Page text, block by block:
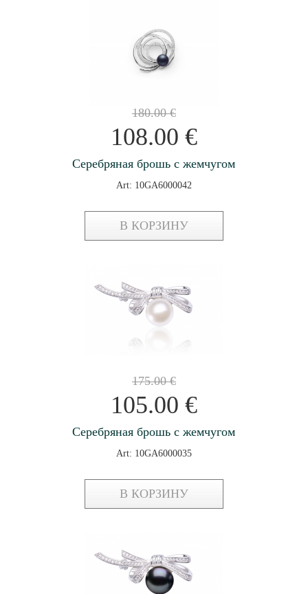
180.00€
108.00 €
Серебряная брошь с жемчугом
Art: 10GA6000042
В КОРЗИНУ
175.00€
105.00 €
Серебряная брошь с жемчугом
Art: 10GA6000035
В КОРЗИНУ